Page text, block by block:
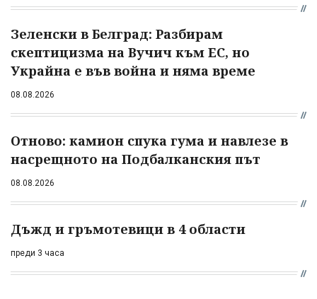
Зеленски в Белград: Разбирам
скептицизма на Вучич към ЕС, но
Украйна е във война и няма време
08.08.2026
Отново: камион спука гума и навлезе в
насрещното на Подбалканския път
08.08.2026
Дъжд и гръмотевици в 4 области
преди 3 часа